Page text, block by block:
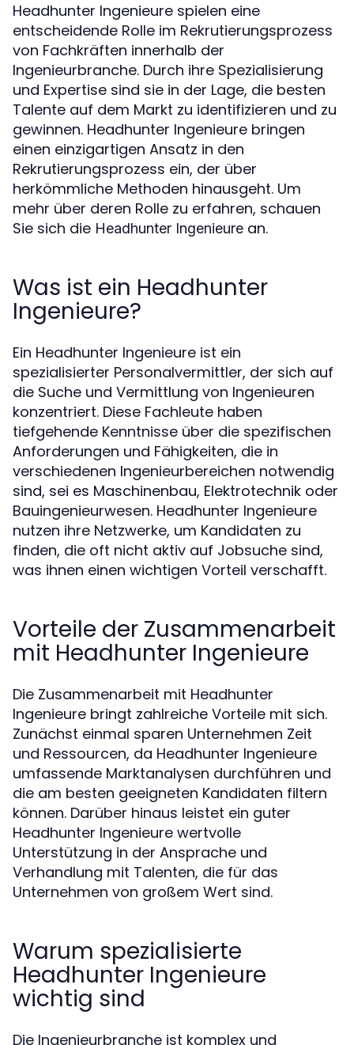
Headhunter Ingenieure spielen eine
entscheidende Rolle im Rekrutierungsprozess
von Fachkräften innerhalb der
Ingenieurbranche. Durch ihre Spezialisierung
und Expertise sind sie in der Lage, die besten
Talente auf dem Markt zu identifizieren und zu
gewinnen. Headhunter Ingenieure bringen
einen einzigartigen Ansatz in den
Rekrutierungsprozess ein, der über
herkömmliche Methoden hinausgeht. Um
mehr über deren Rolle zu erfahren, schauen
Sie sich die Headhunter Ingenieure an.
Was ist ein Headhunter
Ingenieure?
Ein Headhunter Ingenieure ist ein
spezialisierter Personalvermittler, der sich auf
die Suche und Vermittlung von Ingenieuren
konzentriert. Diese Fachleute haben
tiefgehende Kenntnisse über die spezifischen
Anforderungen und Fähigkeiten, die in
verschiedenen Ingenieurbereichen notwendig
sind, sei es Maschinenbau, Elektrotechnik oder
Bauingenieurwesen. Headhunter Ingenieure
nutzen ihre Netzwerke, um Kandidaten zu
finden, die oft nicht aktiv auf Jobsuche sind,
was ihnen einen wichtigen Vorteil verschafft.
Vorteile der Zusammenarbeit
mit Headhunter Ingenieure
Die Zusammenarbeit mit Headhunter
Ingenieure bringt zahlreiche Vorteile mit sich.
Zunächst einmal sparen Unternehmen Zeit
und Ressourcen, da Headhunter Ingenieure
umfassende Marktanalysen durchführen und
die am besten geeigneten Kandidaten filtern
können. Darüber hinaus leistet ein guter
Headhunter Ingenieure wertvolle
Unterstützung in der Ansprache und
Verhandlung mit Talenten, die für das
Unternehmen von großem Wert sind.
Warum spezialisierte
Headhunter Ingenieure
wichtig sind
Die Ingenieurbranche ist komplex und